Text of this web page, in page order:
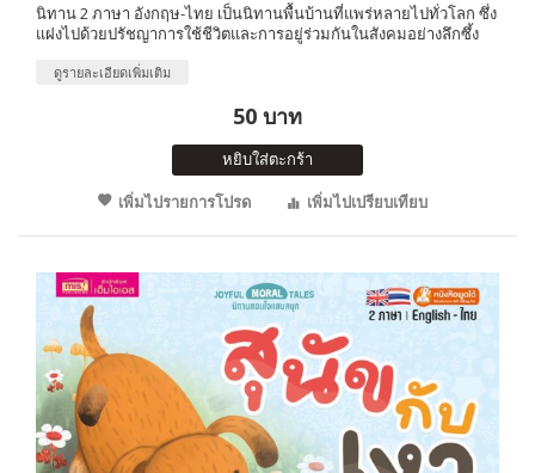
นิทาน 2 ภาษา อังกฤษ-ไทย เป็นนิทานพื้นบ้านที่แพร่หลายไปทั่วโลก ซึ่ง
แฝงไปด้วยปรัชญาการใช้ชีวิตและการอยู่ร่วมกันในสังคมอย่างลึกซึ้ง
ดูรายละเอียดเพิ่มเติม
50 บาท
หยิบใส่ตะกร้า
เพิ่มไปรายการโปรด
เพิ่มไปเปรียบเทียบ